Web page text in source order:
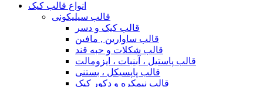
انواع قالب کیک
قالب سیلیکونی
قالب کیک و دسر
قالب ساوارین , مافین
قالب شکلات و حبه قند
قالب پاستیل ، آبنبات ، ایزومالت
قالب پاپسیکل ، بستنی
قالب نیمکره و دکور کیک